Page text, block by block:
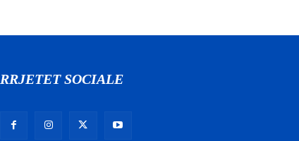
RRJETET SOCIALE